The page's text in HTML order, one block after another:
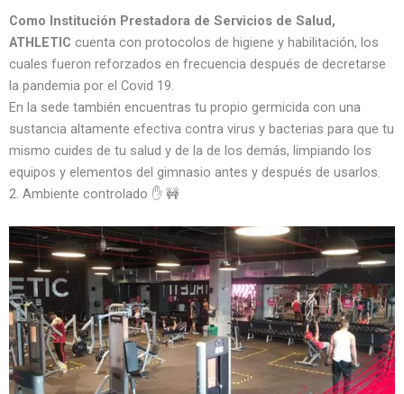
Como Institución Prestadora de Servicios de Salud,
ATHLETIC cuenta con protocolos de higiene y habilitación, los
cuales fueron reforzados en frecuencia después de decretarse
la pandemia por el Covid 19.
En la sede también encuentras tu propio germicida con una
sustancia altamente efectiva contra virus y bacterias para que tu
mismo cuides de tu salud y de la de los demás, limpiando los
equipos y elementos del gimnasio antes y después de usarlos.
2. Ambiente controlado ✋ 🚧